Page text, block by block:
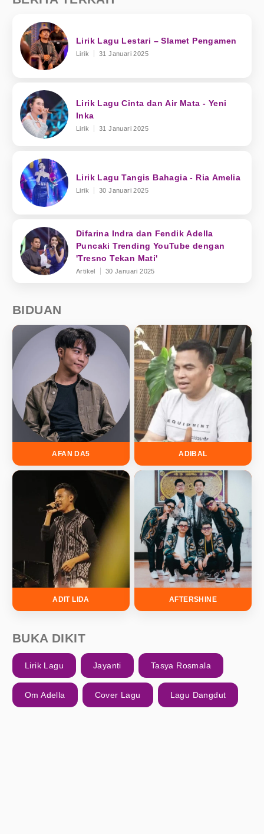
Lirik Lagu Lestari – Slamet Pengamen
Lirik 31 Januari 2025
Lirik Lagu Cinta dan Air Mata - Yeni
Inka
Lirik 31 Januari 2025
Lirik Lagu Tangis Bahagia - Ria Amelia
Lirik 30 Januari 2025
Difarina Indra dan Fendik Adella
Puncaki Trending YouTube dengan
'Tresno Tekan Mati'
Artikel 30 Januari 2025
BIDUAN
AFAN DA5 ADIBAL
ADIT LIDA AFTERSHINE
BUKA DIKIT
Lirik Lagu Jayanti Tasya Rosmala
Om Adella Cover Lagu Lagu Dangdut